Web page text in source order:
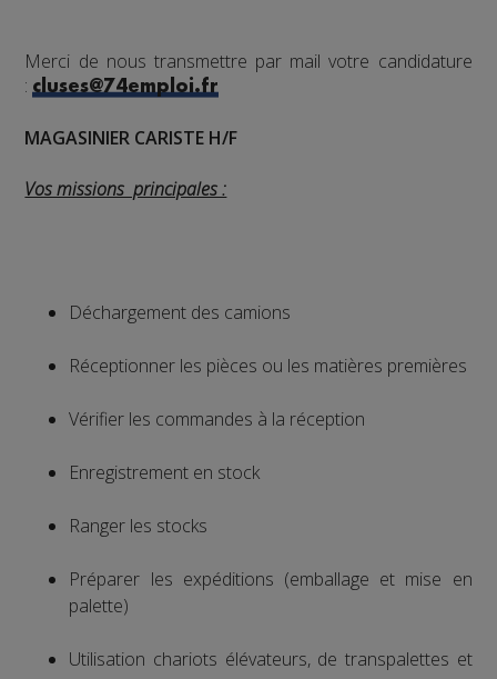
Merci de nous transmettre par mail votre candidature
:cluses@74emploi.fr
MAGASINIER CARISTE H/F
Vos missions principales :
Déchargement des camions
Réceptionner les pièces ou les matières premières
Vérifier les commandes à la réception
Enregistrement en stock
Ranger les stocks
Préparer les expéditions (emballage et mise en
palette)
Utilisation chariots élévateurs, de transpalettes et